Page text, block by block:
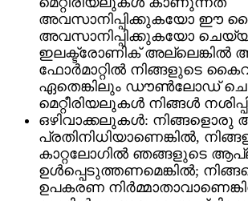
അവസാനിപ്പിക്കുകയോ ഈ
അവസാനിപ്പിക്കുകയോ
ഇലക്ട്രോണിക് അല്ലെങ്കിൽ
ഫോർമാറ്റിൽ നിങ്ങളുടെ
ഏതെങ്കിലും ഡൗൺലോഡ്
മെറ്റീരിയലുകൾ നിങ്ങൾ
ഒഴിവാക്കലുകൾ: നിങ്ങളൊരു
പ്രതിനിധിയാണെങ്കിൽ,
കാറ്റലോഗിൽ ഞങ്ങളുടെ
ഉൾപ്പെടുത്തണമെങ്കിൽ;
ഉപകരണ